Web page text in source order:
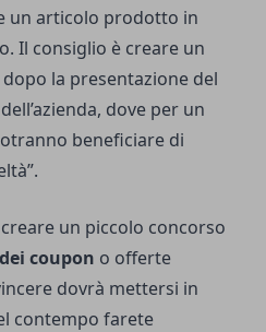
un articolo prodotto in
Il consiglio è creare un
la presentazione del
dove per un
beneficiare di
un piccolo concorso
coupon o offerte
dovrà mettersi in
contempo farete